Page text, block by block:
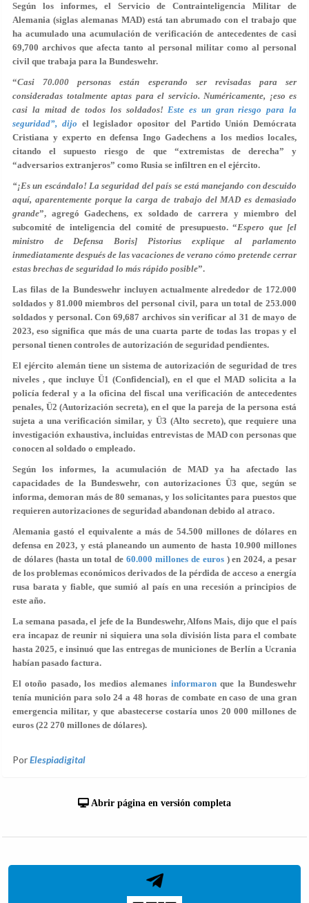
Según los informes, el Servicio de Contrainteligencia Militar de
Alemania (siglas alemanas MAD) está tan abrumado con el trabajo que
ha acumulado una acumulación de verificación de antecedentes de casi
69,700 archivos que afecta tanto al personal militar como al personal
civil que trabaja para la Bundeswehr.
“Casi 70.000 personas están esperando ser revisadas para ser
consideradas totalmente aptas para el servicio. Numéricamente, ¡eso es
casi la mitad de todos los soldados!Este es un gran riesgo para la
seguridad”, dijo el legislador opositor del Partido Unión Demócrata
Cristiana y experto en defensa Ingo Gadechens a los medios locales,
citando el supuesto riesgo de que “extremistas de derecha” y
“adversarios extranjeros” como Rusia se infiltren en el ejército.
“¡Es un escándalo! La seguridad del país se está manejando con descuido
aquí, aparentemente porque la carga de trabajo del MAD es demasiado
grande”, agregó Gadechens, ex soldado de carrera y miembro del
subcomité de inteligencia del comité de presupuesto. “Espero que [el
ministro de Defensa Boris] Pistorius explique al parlamento
inmediatamente después de las vacaciones de verano cómo pretende cerrar
estas brechas de seguridad lo más rápido posible”.
Las filas de la Bundeswehr incluyen actualmente alrededor de 172.000
soldados y 81.000 miembros del personal civil, para un total de 253.000
soldados y personal. Con 69,687 archivos sin verificar al 31 de mayo de
2023, eso significa que más de una cuarta parte de todas las tropas y el
personal tienen controles de autorización de seguridad pendientes.
El ejército alemán tiene un sistema de autorización de seguridad de tres
niveles , que incluye Ü1 (Confidencial), en el que el MAD solicita a la
policía federal y a la oficina del fiscal una verificación de antecedentes
penales, Ü2 (Autorización secreta), en el que la pareja de la persona está
sujeta a una verificación similar, y Ü3 (Alto secreto), que requiere una
investigación exhaustiva, incluidas entrevistas de MAD con personas que
conocen al soldado o empleado.
Según los informes, la acumulación de MAD ya ha afectado las
capacidades de la Bundeswehr, con autorizaciones Ü3 que, según se
informa, demoran más de 80 semanas, y los solicitantes para puestos que
requieren autorizaciones de seguridad abandonan debido al atraco.
Alemania gastó el equivalente a más de 54.500 millones de dólares en
defensa en 2023, y está planeando un aumento de hasta 10.900 millones
de dólares (hasta un total de60.000 millones de euros) en 2024, a pesar
de los problemas económicos derivados de la pérdida de acceso a energía
rusa barata y fiable, que sumió al país en una recesión a principios de
este año.
La semana pasada, el jefe de la Bundeswehr, Alfons Mais, dijo que el país
era incapaz de reunir ni siquiera una sola división lista para el combate
hasta 2025, e insinuó que las entregas de municiones de Berlín a Ucrania
habían pasado factura.
El otoño pasado, los medios alemanes informaronque la Bundeswehr
tenía munición para solo 24 a 48 horas de combate en caso de una gran
emergencia militar, y que abastecerse costaría unos 20 000 millones de
euros (22 270 millones de dólares).
PorElespiadigital
Abrir página en versión completa